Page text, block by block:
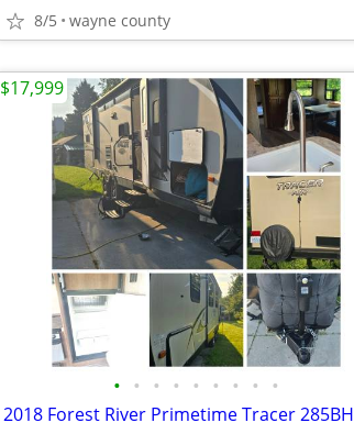
8/5 wayne county
• • • • • • • • •
2018 Forest River Primetime Tracer 285BH
$17,999